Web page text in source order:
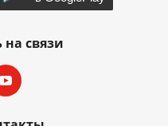
на связи